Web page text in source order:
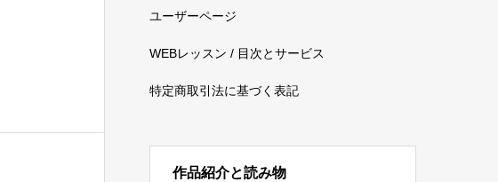
ユーザーページ
WEBレッスン / 目次とサービス
特定商取引法に基づく表記
作品紹介と読み物